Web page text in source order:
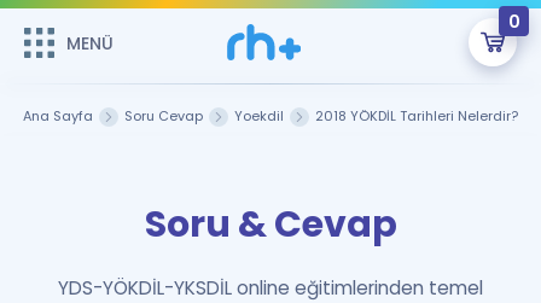
MENÜ
0
GİRİŞ YAP
Remzi Hoca ile seni sınava hazırlayacak onlarca eğitim seni
bekliyor!
MENÜ
Çalışma Paketleri
Kitaplar ve Kaynaklar
Ana Sayfa Soru Cevap Yoekdil 2018 YÖKDİL Tarihleri Nelerdir?
Soru & Cevap
YDS-YÖKDİL-YKSDİL online eğitimlerinden temel